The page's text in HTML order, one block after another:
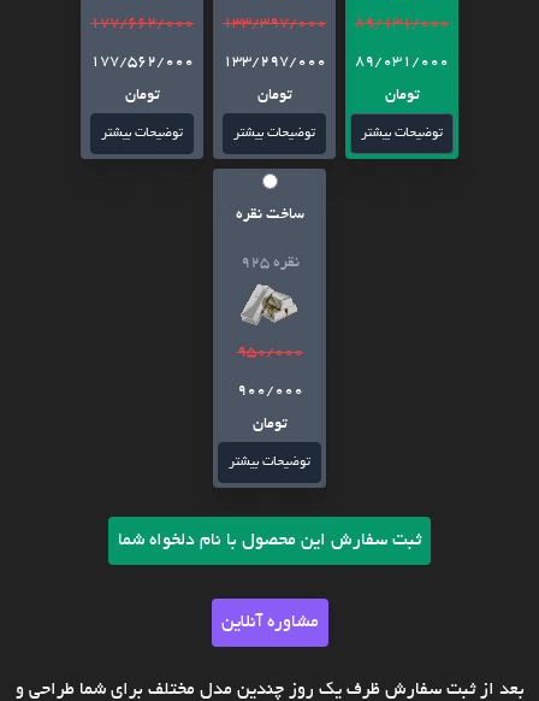
89/131/000
89/031/000
تومان
توضیحات بیشتر
133/397/000
133/297/000
تومان
توضیحات بیشتر
177/662/000
177/562/000
تومان
توضیحات بیشتر
ساخت نقره
نقره 925
950/000
900/000
تومان
توضیحات بیشتر
ثبت سفارش این محصول با نام دلخواه شما
مشاوره آنلاین
بعد از ثبت سفارش ظرف یک روز چندین مدل مختلف برای شما طراحی و